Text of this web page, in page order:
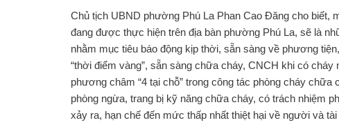
Chủ tịch UBND phường Phú La Phan Cao Đăng cho biết,
đang được thực hiện trên địa bàn phường Phú La, sẽ là
nhằm mục tiêu báo động kịp thời, sẵn sàng về phương
“thời điểm vàng”, sẵn sàng chữa cháy, CNCH khi có
phương châm “4 tại chỗ” trong công tác phòng cháy
phòng ngừa, trang bị kỹ năng chữa cháy, có trách nhiệm
xảy ra, hạn chế đến mức thấp nhất thiệt hại về người và